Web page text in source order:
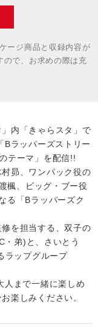
ージ商品と収録内容が
ので、お求めの際は充
内「きゃらスタ」で
Bラッパーズストリー
テーマ」を配信!!
昴、ワンパック役の
楓、ビッグ・ブー役
る「Bラッパーズク
を担当する、双子の
・弟)と、さいとう
ラップグループ
人まで一緒に楽しめ
楽しみください。